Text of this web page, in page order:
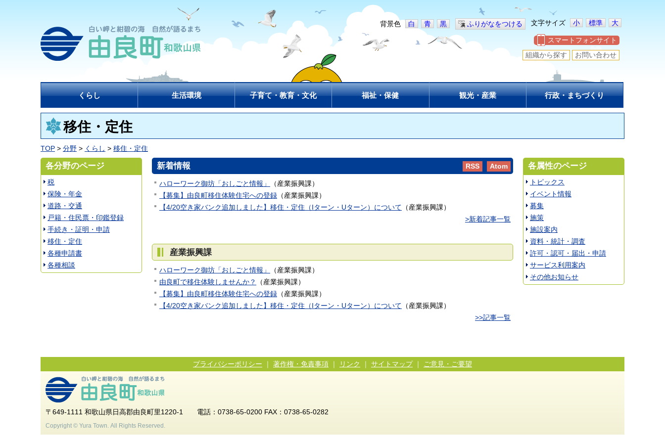
文字サイズ 小 標準 大
背景色 白 青 黒 ふりがなをつける
スマートフォンサイト
組織から探す
お問い合わせ
くらし 生活環境 子育て・教育・文化 福祉・保健 観光・産業 行政・まちづくり
移住・定住
TOP > 分野 > くらし > 移住・定住
新着情報 RSS Atom
ハローワーク御坊「おしごと情報」 （産業振興課）
【募集】由良町移住体験住宅への登録 （産業振興課）
【4/20空き家バンク追加しました】移住・定住（Iターン・Uターン）について （産業振興課）
>新着記事一覧
産業振興課
ハローワーク御坊「おしごと情報」 （産業振興課）
由良町で移住体験しませんか？
（産業振興課）
【募集】由良町移住体験住宅への登録 （産業振興課）
【4/20空き家バンク追加しました】移住・定住（Iターン・Uターン）について （産業振興課）
>>記事一覧
各分野のページ
税
保険・年金
道路・交通
戸籍・住民票・印鑑登録
手続き・証明・申請
移住・定住
各種申請書
各種相談
各属性のページ
トピックス
イベント情報
募集
施策
施設案内
資料・統計・調査
許可・認可・届出・申請
サービス利用案内
その他お知らせ
プライバシーポリシー ｜ 著作権・免責事項 ｜ リンク ｜ サイトマップ｜ ご意見・ご要望
〒649-1111 和歌山県日高郡由良町里1220-1 電話：0738-65-0200 FAX：0738-65-0282
Copyright © Yura Town. All Rights Reserved.